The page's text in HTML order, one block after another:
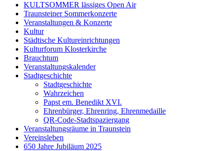
KULTSOMMER lässiges Open Air
Traunsteiner Sommerkonzerte
Veranstaltungen & Konzerte
Kultur
Städtische Kultureinrichtungen
Kulturforum Klosterkirche
Brauchtum
Veranstaltungskalender
Stadtgeschichte
Stadtgeschichte
Wahrzeichen
Papst em. Benedikt XVI.
Ehrenbürger, Ehrenring, Ehrenmedaille
QR-Code-Stadtspaziergang
Veranstaltungsräume in Traunstein
Vereinsleben
650 Jahre Jubiläum 2025